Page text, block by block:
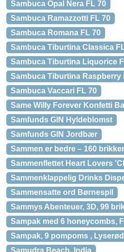
Sambuca Opal Nera FL 70
Sambuca Ramazzotti FL 70
Sambuca Romana FL 70
Sambuca Tiburtina Classica
Sambuca Tiburtina Liquorice
Sambuca Tiburtina Raspberry
Sambuca Vaccari FL 70
Same Willy Forever Konfetti
Samfunds GIN Hyldeblomst
Samfunds GIN Jordbær
Sammen er bedre – 160 brikker
Sammenflettet Heart Lovers
Sammenklappelig Drinks
Sammensatte ord Børnespil
Sammys Abenteuer, 3D, 99
Sampak med 6 honeycombs,
Sampak, 9 pompoms ,
Samudra Beach, India